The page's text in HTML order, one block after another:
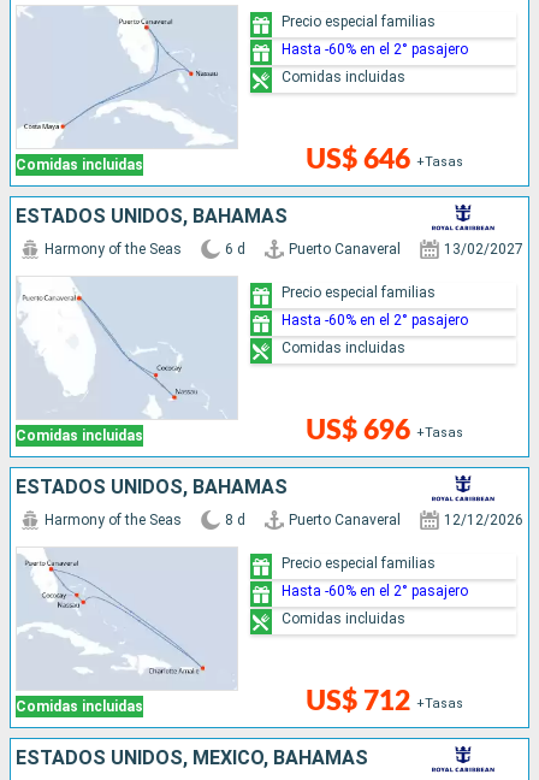
Comidas incluidas US$ 646 +Tasas
Precio especial familias
Hasta -60% en el 2° pasajero
Comidas incluidas
ESTADOS UNIDOS, BAHAMAS
Comidas incluidas
Harmony of the Seas 6 d Puerto Canaveral 13/02/2027
US$ 696 +Tasas
Precio especial familias
Hasta -60% en el 2° pasajero
Comidas incluidas
ESTADOS UNIDOS, BAHAMAS
Comidas incluidas
Harmony of the Seas 8 d Puerto Canaveral 12/12/2026
US$ 712 +Tasas
Precio especial familias
Hasta -60% en el 2° pasajero
Comidas incluidas
ESTADOS UNIDOS, MÉXICO, BAHAMAS